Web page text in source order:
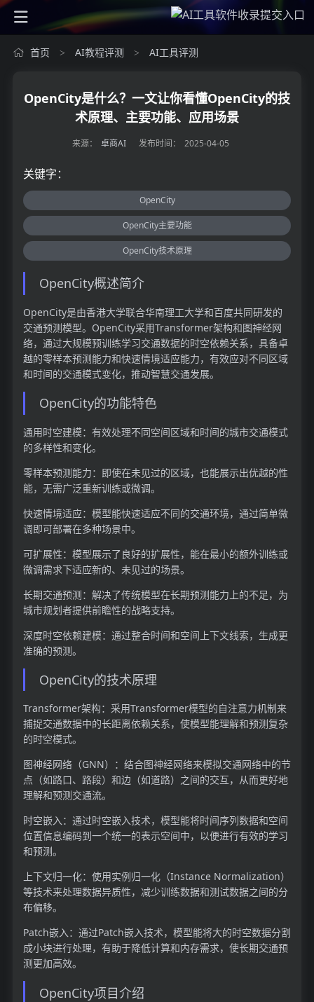
首页 > AI教程评测 > AI工具评测
OpenCity是什么？一文让你看懂OpenCity的技
术原理、主要功能、应用场景
来源： 卓商AI 发布时间： 2025-04-05
关键字：
OpenCity
OpenCity主要功能
OpenCity技术原理
OpenCity概述简介
OpenCity是由香港大学联合华南理工大学和百度共同研发的
交通预测模型。OpenCity采用Transformer架构和图神经网
络，通过大规模预训练学习交通数据的时空依赖关系，具备卓
越的零样本预测能力和快速情境适应能力，有效应对不同区域
和时间的交通模式变化，推动智慧交通发展。
OpenCity的功能特色
通用时空建模：有效处理不同空间区域和时间的城市交通模式
的多样性和变化。
零样本预测能力：即使在未见过的区域，也能展示出优越的性
能，无需广泛重新训练或微调。
快速情境适应：模型能快速适应不同的交通环境，通过简单微
调即可部署在多种场景中。
可扩展性：模型展示了良好的扩展性，能在最小的额外训练或
微调需求下适应新的、未见过的场景。
长期交通预测：解决了传统模型在长期预测能力上的不足，为
城市规划者提供前瞻性的战略支持。
深度时空依赖建模：通过整合时间和空间上下文线索，生成更
准确的预测。
OpenCity的技术原理
Transformer架构：采用Transformer模型的自注意力机制来
捕捉交通数据中的长距离依赖关系，使模型能理解和预测复杂
的时空模式。
图神经网络（GNN）：结合图神经网络来模拟交通网络中的节
点（如路口、路段）和边（如道路）之间的交互，从而更好地
理解和预测交通流。
时空嵌入：通过时空嵌入技术，模型能将时间序列数据和空间
位置信息编码到一个统一的表示空间中，以便进行有效的学习
和预测。
上下文归一化：使用实例归一化（Instance Normalization）
等技术来处理数据异质性，减少训练数据和测试数据之间的分
布偏移。
Patch嵌入：通过Patch嵌入技术，模型能将大的时空数据分割
成小块进行处理，有助于降低计算和内存需求，使长期交通预
测更加高效。
OpenCity项目介绍